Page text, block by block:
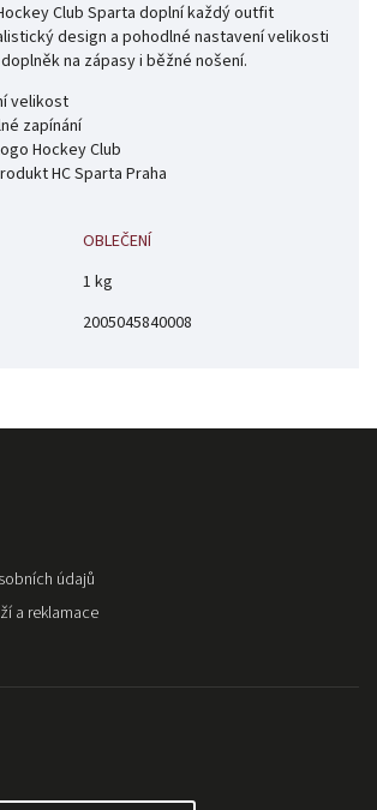
Club Sparta doplní každý outfit
design a pohodlné nastavení velikosti
na zápasy i běžné nošení.
velikost
zapínání
Hockey Club
HC Sparta Praha
OBLEČENÍ
1 kg
2005045840008
údajů
a reklamace